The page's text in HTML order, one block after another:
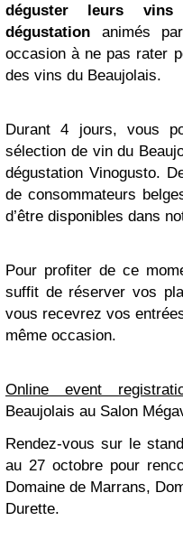
déguster leurs
dégustation animés
occasion à ne pas rater
des vins du Beaujolais.
Durant 4 jours, vous
sélection de vin du
dégustation Vinogusto.
de consommateurs
d’être disponibles dans
Pour profiter de ce
suffit de réserver vos
vous recevrez vos
même occasion.
Online event
Beaujolais au Salon
Rendez-vous sur le
au 27 octobre pour
Domaine de Marrans,
Durette.